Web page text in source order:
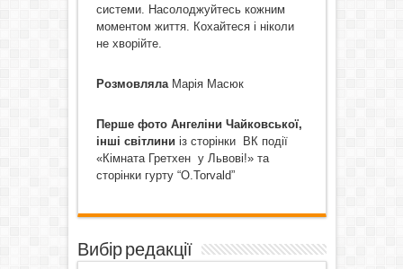
системи. Насолоджуйтесь кожним
моментом життя. Кохайтеся і ніколи
не хворійте.
РозмовлялаМарія Масюк
Перше фото Ангеліни Чайковської,
інші світлини із сторінки ВК події
«Кімната Гретхен у Львові!» та
сторінки гурту “O.Torvald”
Вибір редакції